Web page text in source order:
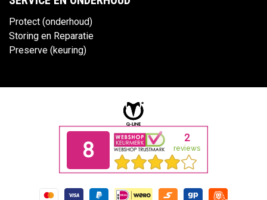
Protect (onderhoud)
Storing en Reparatie
Preserve (keuring)